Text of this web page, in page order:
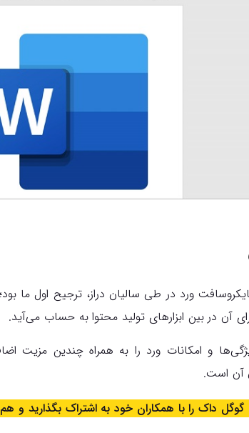
آن در بین ابزارهای تولید محتوا به حساب می‌آید.
و امکانات ورد را به همراه چندین مزیت
آن است.
گوگل داک را با همکاران خود به اشتراک بگذارید و